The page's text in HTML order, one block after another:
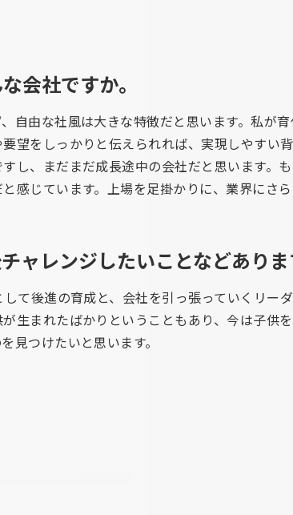
会社ですか。
自由な社風は大きな特徴だと思います。私が
望をしっかりと伝えられれば、実現しやすい
し、まだまだ成長途中の会社だと思います。
感じています。上場を足掛かりに、業界にさ
ャレンジしたいことなどありま
て後進の育成と、会社を引っ張っていくリー
生まれたばかりということもあり、今は子供
見つけたいと思います。